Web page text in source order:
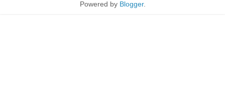
Powered by Blogger.